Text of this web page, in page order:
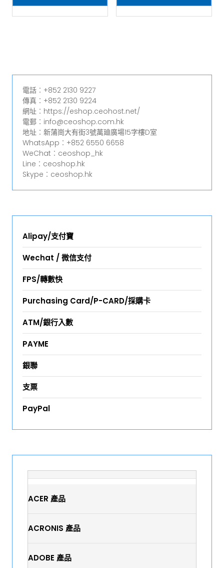
電話︰+852 2130 9227
傳真︰+852 2130 9224
網址︰https://eshop.ceohost.net/
電郵︰info@ceoshop.com.hk
地址︰新蒲崗大有街3號萬廸廣場15字樓D室
WhatsApp︰+852 6550 6658
WeChat︰ceoshop_hk
Line︰ceoshop.hk
Skype︰ceoshop.hk
Alipay/支付寶
Wechat / 微信支付
FPS/轉數快
Purchasing Card/P-CARD/採購卡
ATM/銀行入數
PAYME
銀聯
支票
PayPal
ACER 產品
ACRONIS 產品
ADOBE 產品